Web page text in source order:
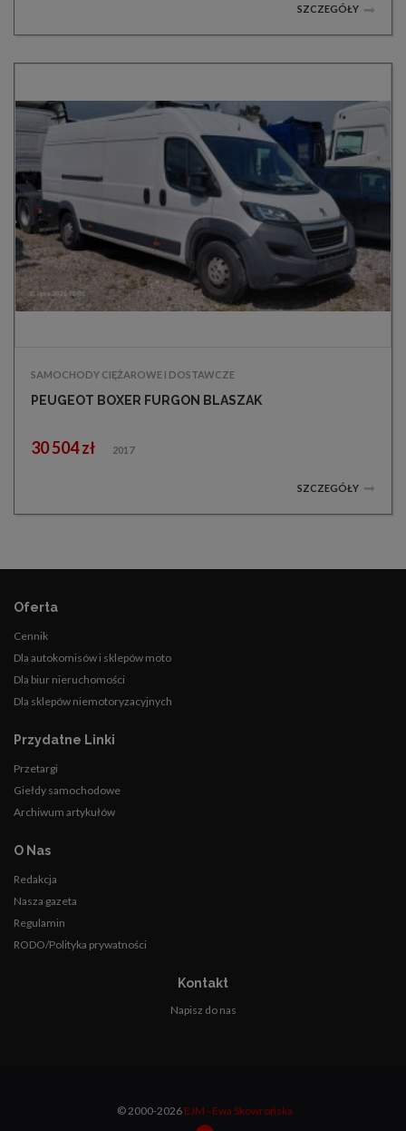
SZCZEGÓŁY
SAMOCHODY CIĘŻAROWE I DOSTAWCZE
PEUGEOT BOXER FURGON BLASZAK
30 504 zł 2017
SZCZEGÓŁY
Oferta
Cennik
Dla autokomisów i sklepów moto
Dla biur nieruchomości
Dla sklepów niemotoryzacyjnych
Przydatne Linki
Przetargi
Giełdy samochodowe
Archiwum artykułów
O Nas
Redakcja
Nasza gazeta
Regulamin
RODO/Polityka prywatności
Kontakt
Napisz do nas
© 2000-2026 EJM - Ewa Skowrońska